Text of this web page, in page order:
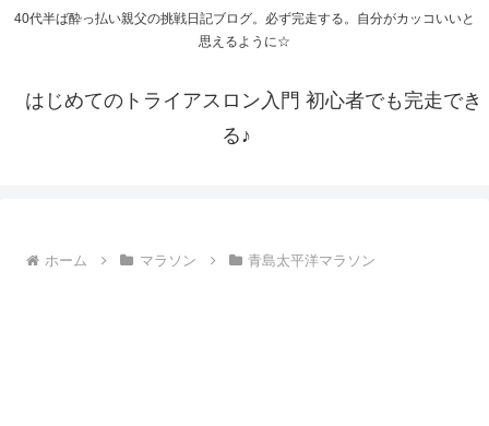
40代半ば酔っ払い親父の挑戦日記ブログ。必ず完走する。自分がカッコいいと
思えるように☆
はじめてのトライアスロン入門 初心者でも完走でき
る♪
ホーム マラソン 青島太平洋マラソン